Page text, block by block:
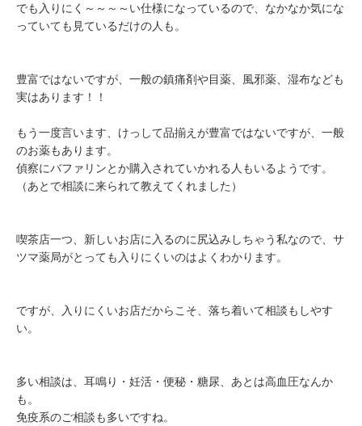
でも入りにく～～～～い仕様になっているので、なかなか気にな
っていても見ているだけの人も。
豊富ではないですが、一般の鎮痛剤や目薬、風邪薬、湿布なども
実はあります！！
もう一度言います、けっして品揃えが豊富ではないですが、一般
のお薬もあります。
偵察にバファリンとか購入されていかれる人もいるようです。
（あとで相談に来られて教えてくれました）
喫茶店一つ、新しいお店に入るのに尻込みしちゃう私なので、サ
ツマ薬局がとっても入りにくいのはよくわかります。
ですが、入りにくいお店だからこそ、落ち着いて相談もしやす
い。
多い相談は、耳鳴り・妊活・便秘・糖尿、あとは高血圧なんか
も。
免疫系のご相談も多いですね。